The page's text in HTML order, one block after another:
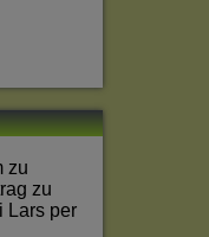
zu
zu
Lars per